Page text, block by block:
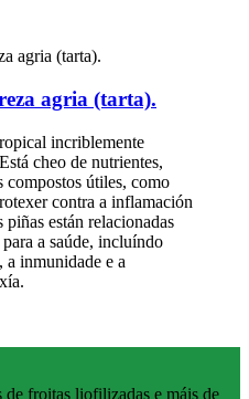
agria (tarta).
incriblemente
cheo de nutrientes,
compostos útiles, como
contra a inflamación
piñas están relacionadas
a saúde, incluíndo
a inmunidade e a
de froitas liofilizadas e máis de